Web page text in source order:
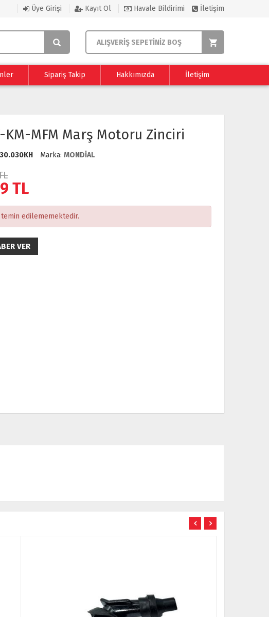
Üye Girişi Kayıt Ol Havale Bildirimi İletişim
ALIŞVERİŞ SEPETİNİZ BOŞ
Sipariş Takip Hakkımızda İletişim
KM-MFM Marş Motoru Zinciri
Marka: MONDİAL
TL
edilememektedir.
VER